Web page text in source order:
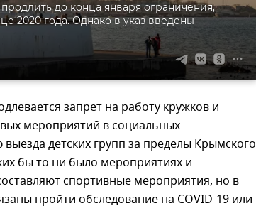
до конца января ограничения,
2020 года. Однако в указ введены
запрет на работу кружков и
мероприятий в социальных
детских групп за пределы Крымского
бы то ни было мероприятиях и
спортивные мероприятия, но в
пройти обследование на COVID-19 или